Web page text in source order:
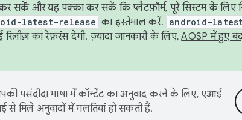
सकें और यह पक्का कर सकें कि प्लैटफ़ॉर्म, पूरे सिस्टम के लिए
latest-release का इस्तेमाल करें. android-
का रेफ़रंस देगी. ज़्यादा जानकारी के लिए,AOSP में हुए
पसंदीदा भाषा में कॉन्टेंट का अनुवाद करने के लिए, एआई
से मिले अनुवादों में गलतियां हो सकती हैं.